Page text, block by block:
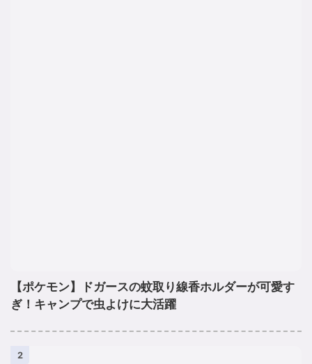
【ポケモン】ドガースの蚊取り線香ホルダーが可愛す
ぎ！キャンプで虫よけに大活躍
2